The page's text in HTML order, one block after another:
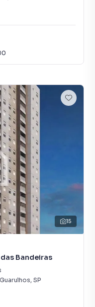
15
Bandeiras
Guarulhos, SP